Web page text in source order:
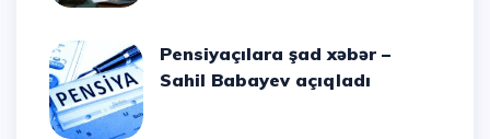
Pensiyaçılara şad xəbər –
Sahil Babayev açıqladı